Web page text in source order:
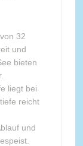
32
und
bieten
liegt bei
reicht
und